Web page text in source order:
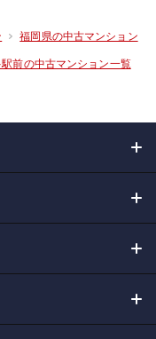
福岡県の中古マンション
前の中古マンション一覧